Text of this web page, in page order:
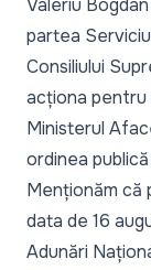
Valeriu
partea
Consiliului
acționa pentru
Ministerul
ordinea
Menționăm că
data de 16
Adunări